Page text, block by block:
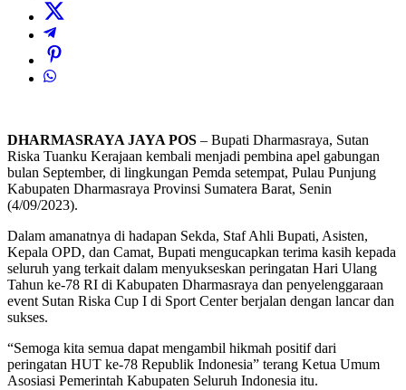
DHARMASRAYA JAYA POS – Bupati Dharmasraya, Sutan
Riska Tuanku Kerajaan kembali menjadi pembina apel gabungan
bulan September, di lingkungan Pemda setempat, Pulau Punjung
Kabupaten Dharmasraya Provinsi Sumatera Barat, Senin
(4/09/2023).
Dalam amanatnya di hadapan Sekda, Staf Ahli Bupati, Asisten,
Kepala OPD, dan Camat, Bupati mengucapkan terima kasih kepada
seluruh yang terkait dalam menyukseskan peringatan Hari Ulang
Tahun ke-78 RI di Kabupaten Dharmasraya dan penyelenggaraan
event Sutan Riska Cup I di Sport Center berjalan dengan lancar dan
sukses.
“Semoga kita semua dapat mengambil hikmah positif dari
peringatan HUT ke-78 Republik Indonesia” terang Ketua Umum
Asosiasi Pemerintah Kabupaten Seluruh Indonesia itu.